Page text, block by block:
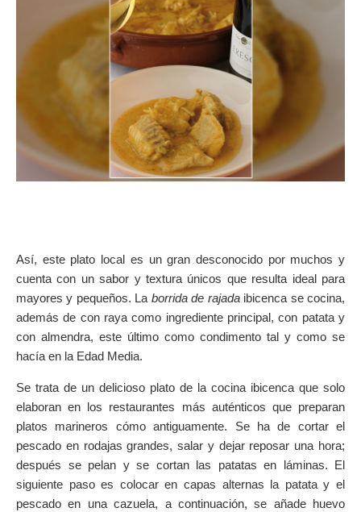
Así, este plato local es un gran desconocido por muchos y
cuenta con un sabor y textura únicos que resulta ideal para
mayores y pequeños. La borrida de rajadaibicenca se cocina,
además de con raya como ingrediente principal, con patata y
con almendra, este último como condimento tal y como se
hacía en la Edad Media.
Se trata de un delicioso plato de la cocina ibicenca que solo
elaboran en los restaurantes más auténticos que preparan
platos marineros cómo antiguamente. Se ha de cortar el
pescado en rodajas grandes, salar y dejar reposar una hora;
después se pelan y se cortan las patatas en láminas. El
siguiente paso es colocar en capas alternas la patata y el
pescado en una cazuela, a continuación, se añade huevo